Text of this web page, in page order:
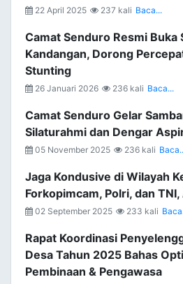
22 April 2025 237 kali Baca...
Camat Senduro Resmi Buka
Kandangan, Dorong
Stunting
26 Januari 2026 236 kali Baca...
Camat Senduro Gelar
Silaturahmi dan Dengar
05 November 2025 236 kali
Jaga Kondusive di Wilayah
Forkopimcam, Polri, dan
02 September 2025 233 kali
Rapat Koordinasi
Desa Tahun 2025 Bahas
Pembinaan & Pengawasa